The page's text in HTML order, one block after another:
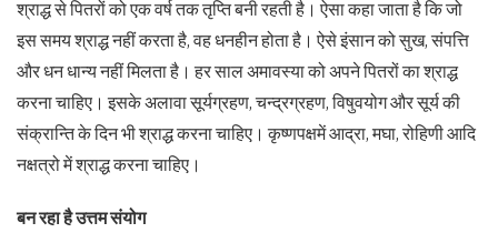
श्राद्ध से पितरों को एक वर्ष तक तृप्ति बनी रहती है। ऐसा कहा जाता है कि जो
इस समय श्राद्ध नहीं करता है, वह धनहीन होता है। ऐसे इंसान को सुख, संपत्ति
और धन धान्य नहीं मिलता है। हर साल अमावस्या को अपने पितरों का श्राद्ध
करना चाहिए। इसके अलावा सूर्यग्रहण, चन्द्रग्रहण, विषुवयोग और सूर्य की
संक्रान्ति के दिन भी श्राद्ध करना चाहिए। कृष्णपक्षमें आद्रा, मघा, रोहिणी आदि
नक्षत्रो में श्राद्ध करना चाहिए।
बन रहा है उत्तम संयोग